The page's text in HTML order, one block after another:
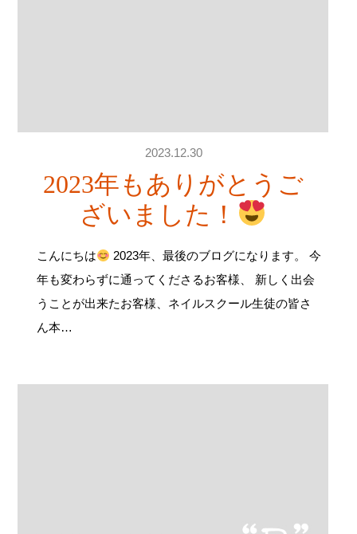
2023.12.30
2023年もありがとうご
ざいました！
こんにちは
2023年、最後のブログになります。 今
年も変わらずに通ってくださるお客様、 新しく出会
うことが出来たお客様、ネイルスクール生徒の皆さ
ん本…